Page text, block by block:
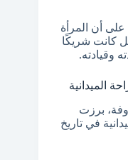
أن المرأة
كانت شريكًا
وقيادته.
برزت
في تاريخ